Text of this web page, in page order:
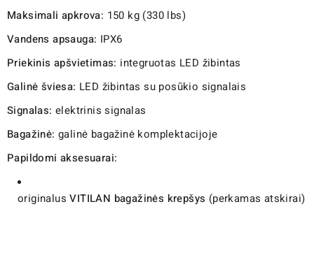
Maksimali apkrova: 150 kg (330 lbs)
Vandens apsauga: IPX6
Priekinis apšvietimas: integruotas LED žibintas
Galinė šviesa: LED žibintas su posūkio signalais
Signalas: elektrinis signalas
Bagažinė: galinė bagažinė komplektacijoje
Papildomi aksesuarai:
originalusVITILAN bagažinės krepšys (perkamas atskirai)